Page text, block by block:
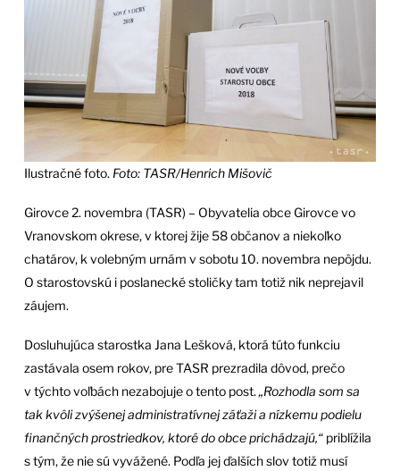
Ilustračné foto. Foto: TASR/Henrich Mišovič
Girovce 2. novembra (TASR) – Obyvatelia obce Girovce vo
Vranovskom okrese, v ktorej žije 58 občanov a niekoľko
chatárov, k volebným urnám v sobotu 10. novembra nepôjdu.
O starostovskú i poslanecké stoličky tam totiž nik neprejavil
záujem.
Dosluhujúca starostka Jana Lešková, ktorá túto funkciu
zastávala osem rokov, pre TASR prezradila dôvod, prečo
v týchto voľbách nezabojuje o tento post. „Rozhodla som sa
tak kvôli zvýšenej administratívnej záťaži a nízkemu podielu
finančných prostriedkov, ktoré do obce prichádzajú,“ priblížila
s tým, že nie sú vyvážené. Podľa jej ďalších slov totiž musí